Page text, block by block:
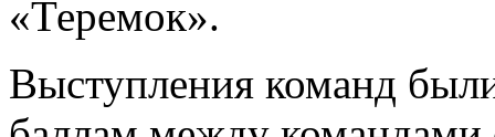
«Теремок».
Выступления команд